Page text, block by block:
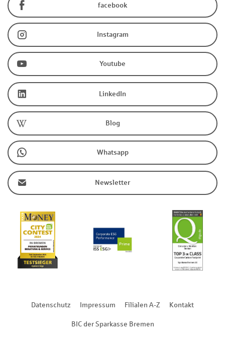
facebook
Instagram
Youtube
LinkedIn
Blog
Whatsapp
Newsletter
Datenschutz Impressum Filialen A-Z Kontakt
BIC der Sparkasse Bremen